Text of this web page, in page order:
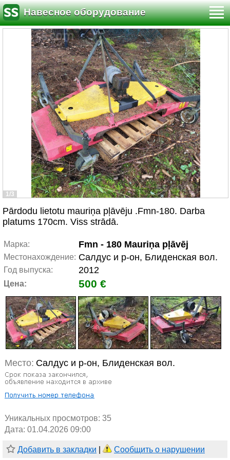
Навесное оборудование
1/3
Pārdodu lietotu mauriņa pļāvēju .Fmn-180. Darba
platums 170cm. Viss strādā.
Марка: Fmn - 180 Mauriņa pļāvēj
Местонахождение: Салдус и р-он, Блиденская вол.
Год выпуска: 2012
Цена: 500 €
Место: Салдус и р-он, Блиденская вол.
Уникальных просмотров: 35
Дата: 01.04.2026 09:00
Добавить в закладки Сообщить о нарушении